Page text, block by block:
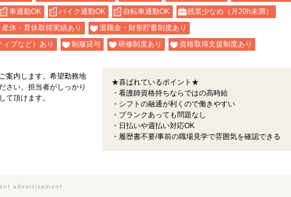
車通勤OK バイク通勤OK 自転車通勤OK
残業少なめ（月20h未満）
産休・育休取得実績あり
退職金・財形貯蓄制度あり
ブなど）あり
制服貸与 研修制度あり 資格取得支援制度あり
案内します。希望勤務地
さい。担当者がしっかり
て頂けます。
★喜ばれているポイント★
・看護師資格持ちならではの高時給
・シフトの融通が利くので働きやすい
・ブランクあっても問題なし
・日払いや週払い対応OK
・履歴書不要/事前の職場見学で雰囲気を確認できる